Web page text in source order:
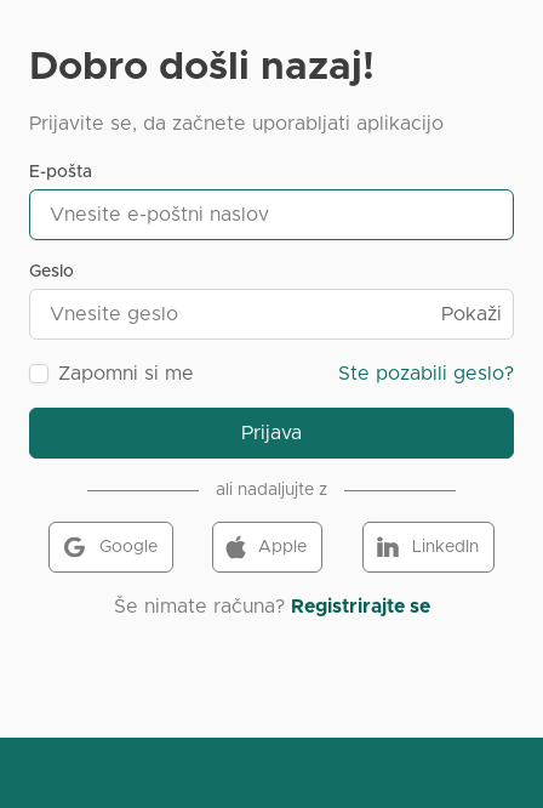
Dobro došli nazaj!
Prijavite se, da začnete uporabljati aplikacijo
E-pošta
Geslo
Pokaži
Zapomni si me Ste pozabili geslo?
Prijava
ali nadaljujte z
Google Apple LinkedIn
Še nimate računa? Registrirajte se